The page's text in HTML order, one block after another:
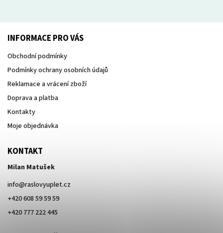
INFORMACE PRO VÁS
Obchodní podmínky
Podmínky ochrany osobních údajů
Reklamace a vrácení zboží
Doprava a platba
Kontakty
Moje objednávka
KONTAKT
Milan Matušek
info@raslovyuplet.cz
+420 608 59 59 59
+420 777 222 445